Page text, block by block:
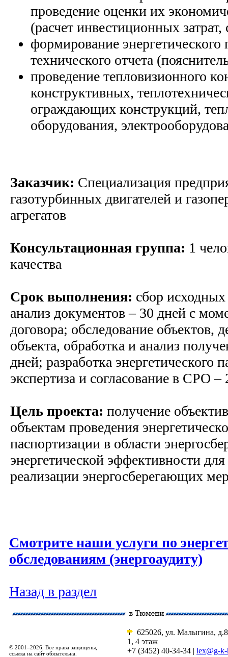
проведение оценки их
(расчет инвестиционных
формирование энергетического
технического отчета
проведение тепловизионного
конструктивных,
ограждающих конструкций,
оборудования,
Заказчик: Специализация
газотурбинных двигателей и
агрегатов
Консультационная группа: 1
качества
Срок выполнения: сбор
анализ документов – 30 дней с
договора; обследование объектов,
объекта, обработка и анализ
дней; разработка энергетического
экспертиза и согласование в СРО –
Цель проекта: получение
объектам проведения
паспортизации в области
энергетической эффективности
реализации энергосберегающих
Смотрите наши услуги по
обследованиям (энергоаудиту)
Назад в раздел
© 2001–2026, Все права защищены,
ссылка на сайт обязательна.
625026, ул. Малыгина,
1, 4 этаж
+7 (3452) 40-34-34 | lex@g-